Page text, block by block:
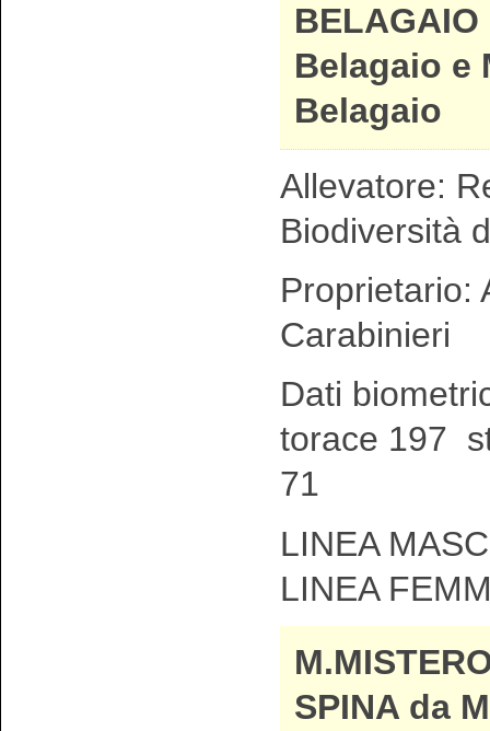
Belagaio e
Belagaio
Allevatore:
Biodiversità
Proprietario:
Carabinieri
Dati
torace 197
71
LINEA
LINEA
SPINA da